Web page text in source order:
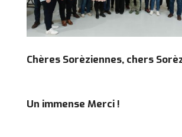
Chères Sorèziennes, chers
Un immense Merci !